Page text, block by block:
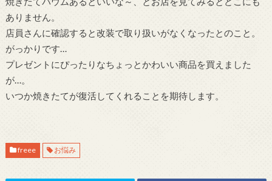
ありません。
店員さんに確認すると改装で取り扱いがなくなったとのこと。
がっかりです…
プレゼントにぴったりなちょっとかわいい商品を買えました
が…。
いつか焼きたてが復活してくれることを期待します。
freee お悩み